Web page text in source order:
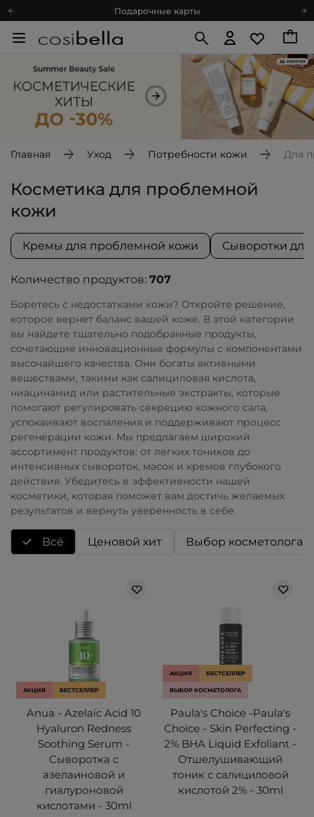
Подарочные карты
Доставка с любовью
Главная Уход Потребности кожи Для
Косметика для проблемной
кожи
Кремы для проблемной кожи Сыворотки
Количество продуктов: 707
Боретесь с недостатками кожи? Откройте решение,
которое вернет баланс вашей коже. В этой категории
вы найдете тщательно подобранные продукты,
сочетающие инновационные формулы с компонентами
высочайшего качества. Они богаты активными
веществами, такими как салициловая кислота,
ниацинамид или растительные экстракты, которые
помогают регулировать секрецию кожного сала,
успокаивают воспаления и поддерживают процесс
регенерации кожи. Мы предлагаем широкий
ассортимент продуктов: от легких тоников до
интенсивных сывороток, масок и кремов глубокого
действия. Убедитесь в эффективности нашей
косметики, которая поможет вам достичь желаемых
результатов и вернуть уверенность в себе.
Всё Ценовой хит Выбор косметолога
АКЦИЯ БЕСТСЕЛЛЕР
Anua - Azelaic Acid 10
Hyaluron Redness
Soothing Serum -
Сыворотка с
азелаиновой и
гиалуроновой
кислотами - 30ml
АКЦИЯ БЕСТСЕЛЛЕР
ВЫБОР КОСМЕТОЛОГА
Paula's Choice -Paula's
Choice - Skin Perfecting -
2% BHA Liquid Exfoliant -
Отшелушивающий
тоник с салициловой
кислотой 2% - 30ml